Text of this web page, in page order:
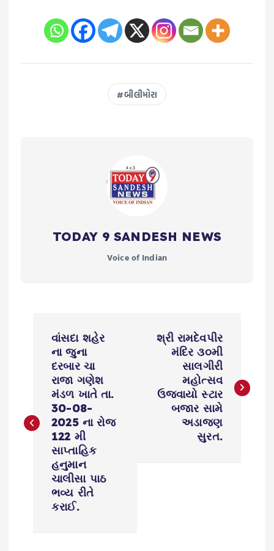
બીલીમોરા
TODAY 9 SANDESH NEWS
Voice of Indian
t
વાંસદા શહેર
ના જુના
દરબાર ચા
રાજા ગણેશ
મંડળ ખાતે તા.
30-08-
2025 ના રોજ
122 મી
સાપ્તાહિક
હનુમાન
ચાલીસા પાઠ
ભવ્ય રીતે
કરાઈ.
શ્રી રામદેવપીર
મંદિર ૩૦મી
સાલગીરી
મહોત્સવ
ઉજવાયો સ્ટાર
બજાર સામે
અડાજણ
સુરત.